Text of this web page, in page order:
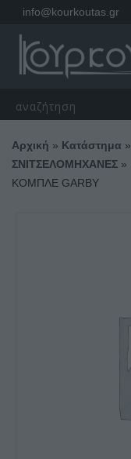
info@kourkoutas.gr
Αρχική » Κατάστημα »
ΣΝΙΤΣΕΛΟΜΗΧΑΝΕΣ »
ΚΟΜΠΛΕ GARBY